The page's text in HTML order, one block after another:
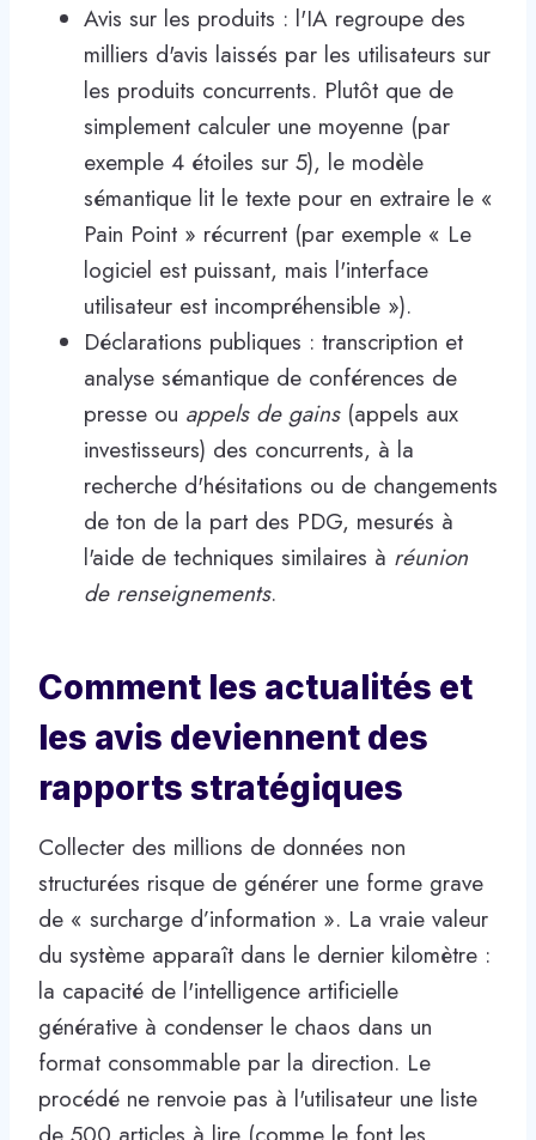
Avis sur les produits : l'IA regroupe des
milliers d'avis laissés par les utilisateurs sur
les produits concurrents. Plutôt que de
simplement calculer une moyenne (par
exemple 4 étoiles sur 5), le modèle
sémantique lit le texte pour en extraire le «
Pain Point » récurrent (par exemple « Le
logiciel est puissant, mais l'interface
utilisateur est incompréhensible »).
Déclarations publiques : transcription et
analyse sémantique de conférences de
presse ou appels de gains(appels aux
investisseurs) des concurrents, à la
recherche d'hésitations ou de changements
de ton de la part des PDG, mesurés à
l'aide de techniques similaires à réunion
de renseignements.
Comment les actualités et
les avis deviennent des
rapports stratégiques
Collecter des millions de données non
structurées risque de générer une forme grave
de « surcharge d’information ». La vraie valeur
du système apparaît dans le dernier kilomètre :
la capacité de l'intelligence artificielle
générative à condenser le chaos dans un
format consommable par la direction. Le
procédé ne renvoie pas à l'utilisateur une liste